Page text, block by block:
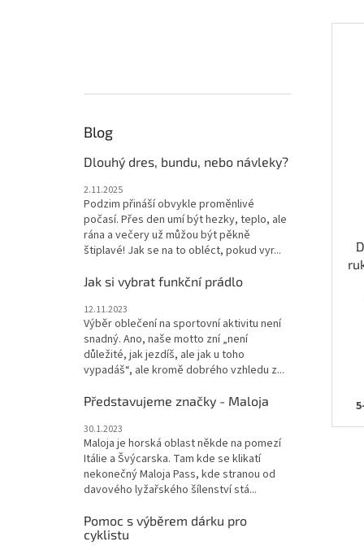
Blog
Dlouhý dres, bundu, nebo návleky?
2.11.2025
Podzim přináší obvykle proměnlivé
počasí. Přes den umí být hezky, teplo, ale
rána a večery už můžou být pěkně
štiplavé! Jak se na to obléct, pokud vyr...
Jak si vybrat funkční prádlo
12.11.2023
Výběr oblečení na sportovní aktivitu není
snadný. Ano, naše motto zní „není
důležité, jak jezdíš, ale jak u toho
vypadáš“, ale kromě dobrého vzhledu z...
Představujeme značky - Maloja
30.1.2023
Maloja je horská oblast někde na pomezí
Itálie a Švýcarska. Tam kde se klikatí
nekonečný Maloja Pass, kde stranou od
davového lyžařského šílenství stá...
Pomoc s výběrem dárku pro
cyklistu